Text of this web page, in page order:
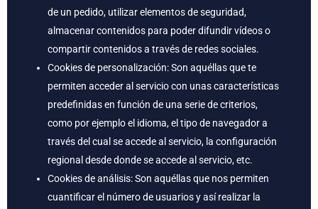
de un pedido, utilizar elementos de seguridad,
almacenar contenidos para poder difundir vídeos o
compartir contenidos a través de redes sociales.
Cookies de personalización: Son aquéllas que te
permiten acceder al servicio con unas características
predefinidas en función de una serie de criterios,
como por ejemplo el idioma, el tipo de navegador a
través del cual se accede al servicio, la configuración
regional desde donde se accede al servicio, etc.
Cookies de análisis: Son aquéllas que nos permiten
cuantificar el número de usuarios y así realizar la